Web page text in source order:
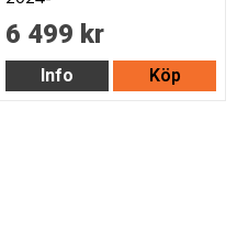
6 499 kr
Info Köp